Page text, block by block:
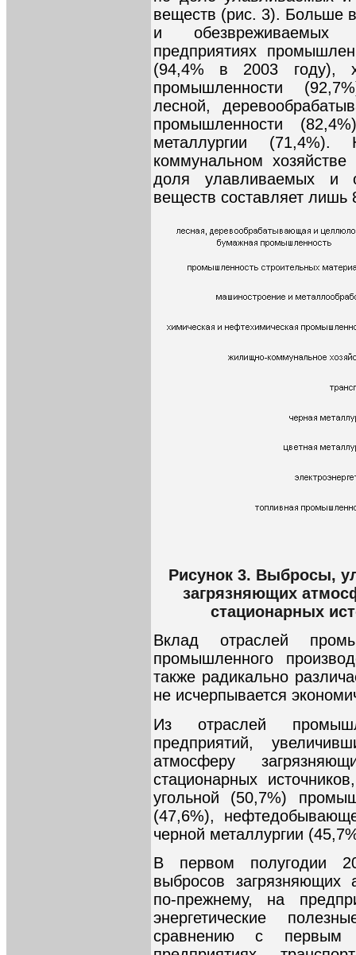
веществ (рис. 3). Больше
и обезвреживаемых
предприятиях
(94,4% в 2003 году),
промышленности
лесной,
промышленности
металлургии
коммунальном
доля улавливаемых и
веществ составляет лишь
Рисунок 3. Выбросы,
загрязняющих
стационарных
Вклад отраслей
промышленного
также радикально
не исчерпывается
Из отраслей
предприятий,
атмосферу
стационарных
угольной (50,7%)
(47,6%),
черной металлургии
В первом полугодии
выбросов загрязняющих
по-прежнему, на
энергетические
сравнению с первым